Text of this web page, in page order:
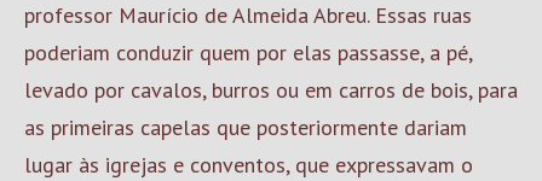
professor Maurício de Almeida Abreu. Essas ruas
poderiam conduzir quem por elas passasse, a pé,
levado por cavalos, burros ou em carros de bois, para
as primeiras capelas que posteriormente dariam
lugar às igrejas e conventos, que expressavam o